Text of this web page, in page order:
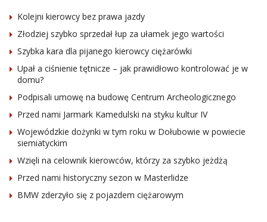
Kolejni kierowcy bez prawa jazdy
Złodziej szybko sprzedał łup za ułamek jego wartości
Szybka kara dla pijanego kierowcy ciężarówki
Upał a ciśnienie tętnicze – jak prawidłowo kontrolować je w
domu?
Podpisali umowę na budowę Centrum Archeologicznego
Przed nami Jarmark Kamedulski na styku kultur IV
Wojewódzkie dożynki w tym roku w Dołubowie w powiecie
siemiatyckim
Wzięli na celownik kierowców, którzy za szybko jeżdżą
Przed nami historyczny sezon w Masterlidze
BMW zderzyło się z pojazdem ciężarowym